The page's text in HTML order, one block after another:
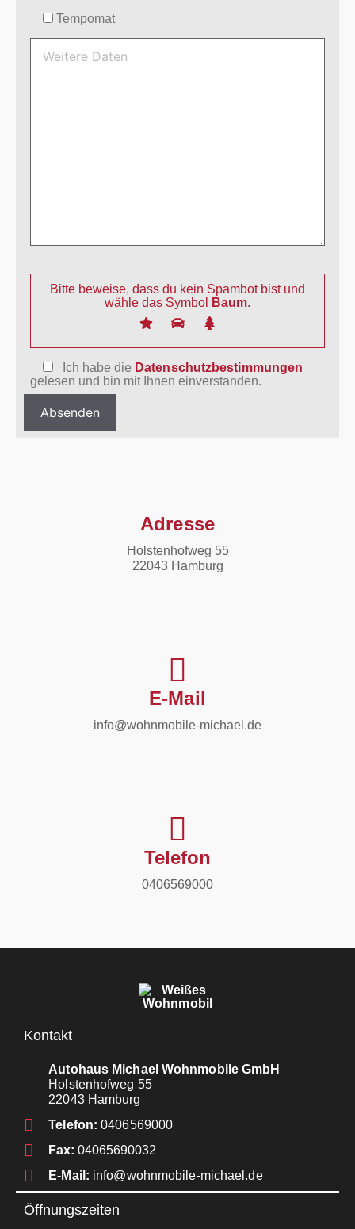
Tempomat
Bitte beweise, dass du kein Spambot bist und
wähle das Symbol
Baum.
Ich habe die Datenschutzbestimmungen
gelesen und bin mit Ihnen einverstanden.
Adresse
Holstenhofweg 55
22043 Hamburg
E-Mail
info@wohnmobile-michael.de
Telefon
0406569000
Kontakt
Autohaus Michael Wohnmobile GmbH
Holstenhofweg 55
22043 Hamburg
Telefon:0406569000
Fax:04065690032
E-Mail: info@wohnmobile-michael.de
Öffnungszeiten